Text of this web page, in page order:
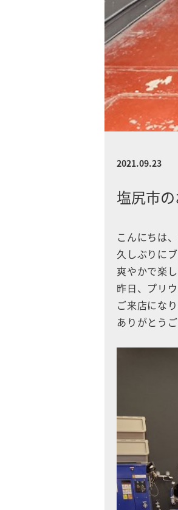
2021.09.23
塩尻市
こんにちは
久しぶりに
爽やかで楽
昨日、プリ
ご来店にな
ありがとう